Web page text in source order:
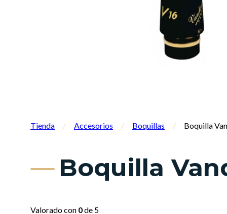
Tienda / Accesorios / Boquillas / Boquilla
Boquilla
Valorado con 0de 5